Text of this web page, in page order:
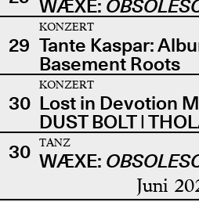
WÆXE:
29
KONZERT
Tante Kaspar:
Basement Roots
30
KONZERT
Lost in Devotion
DUST BOLT |
30
TANZ
WÆXE:
Juni